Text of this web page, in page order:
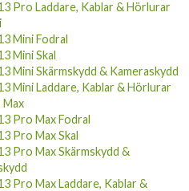
Pro Laddare, Kablar & Hörlurar
Mini Fodral
Mini Skal
Mini Skärmskydd & Kameraskydd
Mini Laddare, Kablar & Hörlurar
Pro Max Fodral
Pro Max Skal
Pro Max Skärmskydd &
Pro Max Laddare, Kablar &